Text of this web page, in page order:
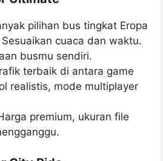
pilihan bus tingkat Eropa
cuaca dan waktu.
busmu sendiri.
terbaik di antara game
realistis, mode multiplayer
premium, ukuran file